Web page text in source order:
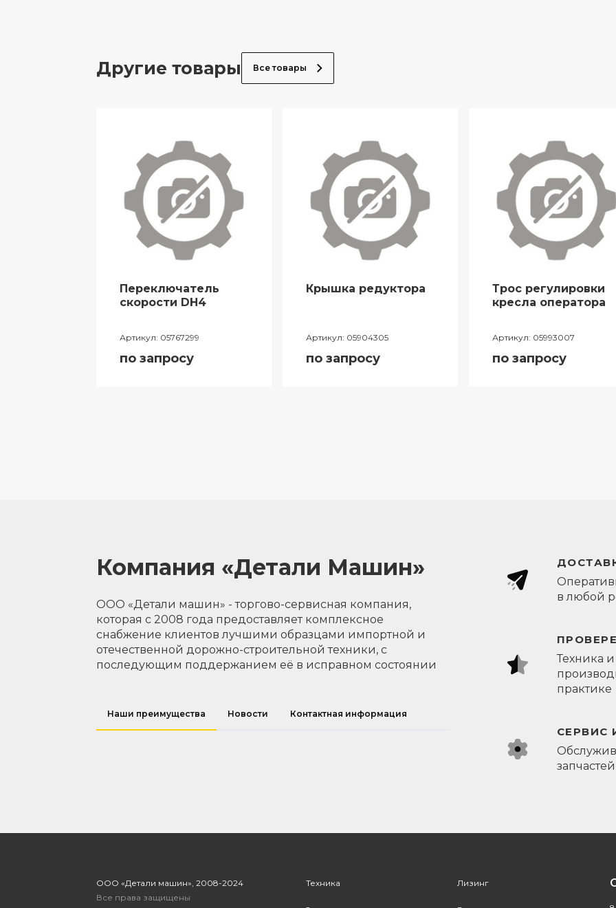
Другие товары Все товары
Переключатель
скорости DH4
Артикул: 05767299
по запросу
Крышка редуктора
Артикул: 05904305
по запросу
Трос регулировки
кресла оператора
Артикул: 05993007
по запросу
Компания «Детали Машин»
ООО «Детали машин» - торгово-сервисная компания,
которая с 2008 года предоставляет комплексное
снабжение клиентов лучшими образцами импортной и
отечественной дорожно-строительной техники, с
последующим поддержанием её в исправном состоянии
Наши преимущества Новости Контактная информация
в любой
Техника
практике
СЕРВИС
ООО «Детали машин», 2008-2024
Все права защищены
Техника Лизинг